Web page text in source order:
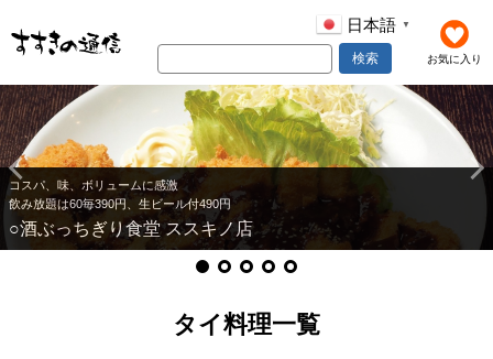
お気に入り
日本語 ▼
検索
コスパ、味、ボリュームに感激
飲み放題は60毎390円、生ビール付490円
○酒ぶっちぎり食堂 ススキノ店
タイ料理一覧